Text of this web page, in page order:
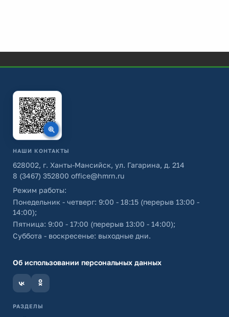
НАШИ КОНТАКТЫ
628002, г. Ханты-Мансийск, ул. Гагарина, д. 214
8 (3467) 352800 office@hmrn.ru
Режим работы:
Понедельник - четверг: 9:00 - 18:15 (перерыв 13:00 -
14:00);
Пятница: 9:00 - 17:00 (перерыв 13:00 - 14:00);
Суббота - воскресенье: выходные дни.
Об использовании персональных данных
РАЗДЕЛЫ